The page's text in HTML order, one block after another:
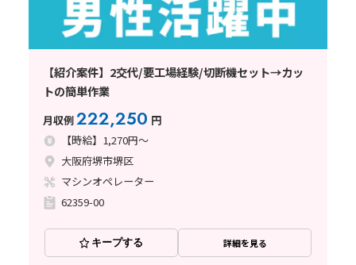
【紹介案件】2交代/要工場経験/切断機セット→カッ
トの簡単作業
月収例222,250 円
【時給】1,270円～
大阪府堺市堺区
マシンオペレーター
62359-00
キープする 詳細を見る